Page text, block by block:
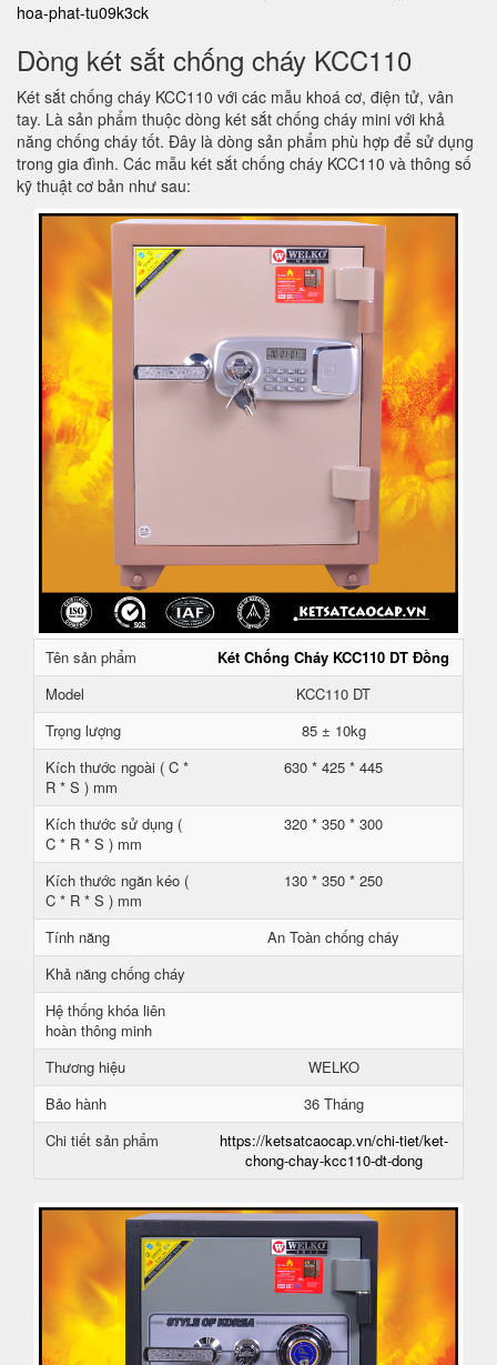
hoa-phat-tu09k3ck
Dòng két sắt chống cháy KCC110
Két sắt chống cháy KCC110 với các mẫu khoá cơ, điện tử, vân
tay. Là sản phẩm thuộc dòng két sắt chống cháy mini với khả
năng chống cháy tốt. Đây là dòng sản phẩm phù hợp để sử dụng
trong gia đình. Các mẫu két sắt chống cháy KCC110 và thông số
kỹ thuật cơ bản như sau:
Tên sản phẩm
Két Chống Cháy KCC110 DT Đồng
Model
KCC110 DT
Trọng lượng
85 ± 10kg
Kích thước ngoài ( C *
R * S ) mm
630 * 425 * 445
Kích thước sử dụng (
C * R * S ) mm
320 * 350 * 300
Kích thước ngăn kéo (
C * R * S ) mm
130 * 350 * 250
Tính năng
An Toàn chống cháy
Khả năng chống cháy
Hệ thống khóa liên
hoàn thông minh
Thương hiệu
WELKO
Bảo hành
36 Tháng
Chi tiết sản phẩm
https://ketsatcaocap.vn/chi-tiet/ket-
chong-chay-kcc110-dt-dong